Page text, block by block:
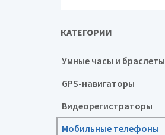
КАТЕГОРИИ
Умные часы и браслеты
GPS-навигаторы
Видеорегистраторы
Мобильные телефоны